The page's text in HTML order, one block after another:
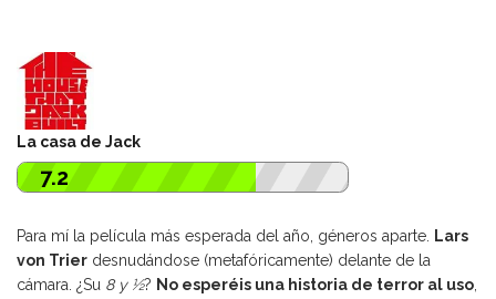
La casa de Jack
7.2
Para mí la película más esperada del año, géneros aparte.
Lars
von Trier desnudándose (metafóricamente) delante de la
cámara. ¿Su 8 y ½? No esperéis una historia de terror al uso